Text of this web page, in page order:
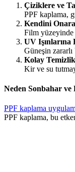
Çiziklere ve
PPF kaplama,
Kendini
Film
UV Işınlarına
Güneşin zararlı
Kolay
Kir ve su
Neden Sonbahar ve
PPF kaplama
PPF kaplama, bu